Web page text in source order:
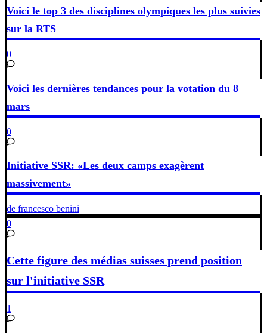
Voici le top 3 des disciplines olympiques les plus suivies
sur la RTS
0
Voici les dernières tendances pour la votation du 8
mars
0
Initiative SSR: «Les deux camps exagèrent
massivement»
de francesco benini
0
Cette figure des médias suisses prend position
sur l'initiative SSR
1